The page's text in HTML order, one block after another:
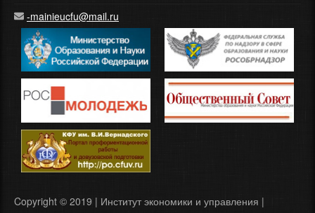
-mainieucfu@mail.ru
Copyright © 2019 | Институт экономики и управления |